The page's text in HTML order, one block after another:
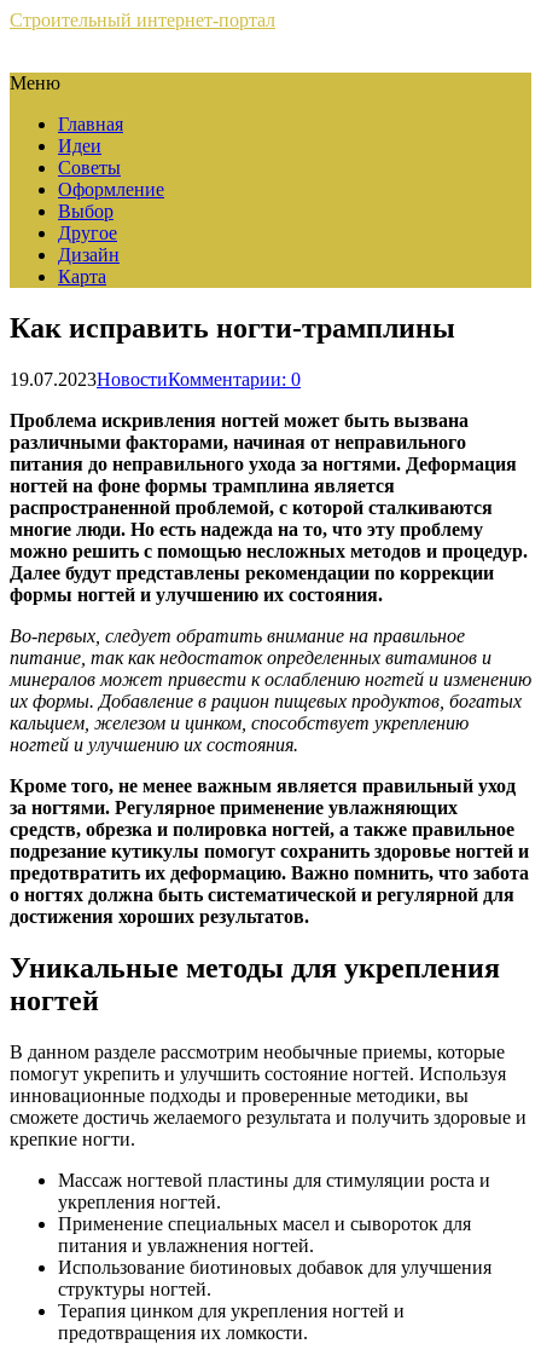
Строительный интернет-портал
Меню
Главная
Идеи
Советы
Оформление
Выбор
Другое
Дизайн
Карта
Как исправить ногти-трамплины
19.07.2023НовостиКомментарии: 0
Проблема искривления ногтей может быть вызвана
различными факторами, начиная от неправильного
питания до неправильного ухода за ногтями. Деформация
ногтей на фоне формы трамплина является
распространенной проблемой, с которой сталкиваются
многие люди. Но есть надежда на то, что эту проблему
можно решить с помощью несложных методов и процедур.
Далее будут представлены рекомендации по коррекции
формы ногтей и улучшению их состояния.
Во-первых, следует обратить внимание на правильное
питание, так как недостаток определенных витаминов и
минералов может привести к ослаблению ногтей и изменению
их формы. Добавление в рацион пищевых продуктов, богатых
кальцием, железом и цинком, способствует укреплению
ногтей и улучшению их состояния.
Кроме того, не менее важным является правильный уход
за ногтями. Регулярное применение увлажняющих
средств, обрезка и полировка ногтей, а также правильное
подрезание кутикулы помогут сохранить здоровье ногтей и
предотвратить их деформацию. Важно помнить, что забота
о ногтях должна быть систематической и регулярной для
достижения хороших результатов.
Уникальные методы для укрепления
ногтей
В данном разделе рассмотрим необычные приемы, которые
помогут укрепить и улучшить состояние ногтей. Используя
инновационные подходы и проверенные методики, вы
сможете достичь желаемого результата и получить здоровые и
крепкие ногти.
Массаж ногтевой пластины для стимуляции роста и
укрепления ногтей.
Применение специальных масел и сывороток для
питания и увлажнения ногтей.
Использование биотиновых добавок для улучшения
структуры ногтей.
Терапия цинком для укрепления ногтей и
предотвращения их ломкости.